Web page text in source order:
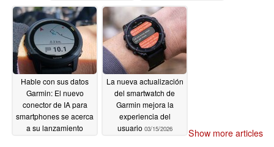
03/17/2026
países 03/16/2026
Hable con sus datos
Garmin: El nuevo
conector de IA para
smartphones se acerca
a su lanzamiento
La nueva actualización
del smartwatch de
Garmin mejora la
experiencia del
usuario 03/15/2026 Show more articles